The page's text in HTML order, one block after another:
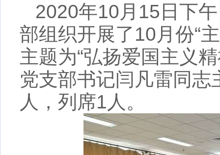
2020年10月15日下
部组织开展了10月份“
主题为“弘扬爱国主义
党支部书记闫凡雷同
人，列席1人。